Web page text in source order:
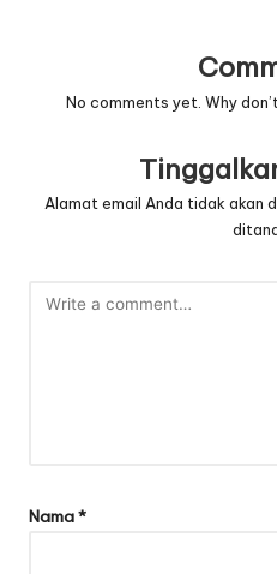
No comments yet. Why
Alamat email Anda tidak akan
Nama*